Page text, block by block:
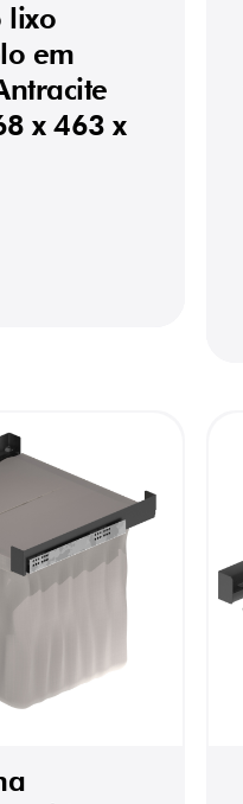
lixo
em
x 463 x